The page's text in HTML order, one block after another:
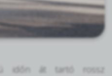
időn át tartó rossz